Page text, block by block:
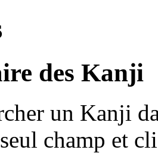
des Kanji
un Kanji
champ et